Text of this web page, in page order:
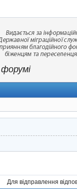
Для відправлення